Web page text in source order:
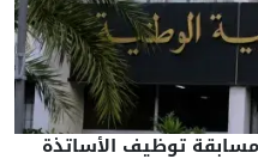
مسابقة توظيف الأساتذة